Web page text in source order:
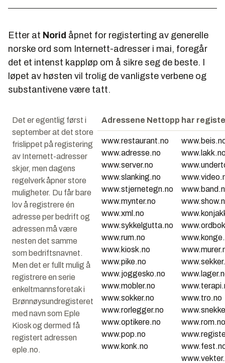
Etter at Norid åpnet for registerting av generelle
norske ord som Internett-adresser i mai, foregår
det et intenst kappløp om å sikre seg de beste. I
løpet av høsten vil trolig de vanligste verbene og
substantivene være tatt.
Det er egentlig først i
september at det store
frislippet på registering
av Internett-adresser
skjer, men dagens
regelverk åpner store
muligheter. Du får bare
lov å registrere én
adresse per bedrift og
adressen må være
nesten det samme
som bedriftsnavnet.
Men det er fullt mulig å
registrere en serie
enkeltmannsforetak i
Brønnøysundregisteret
med navn som Eple
Kiosk og dermed få
registert adressen
eple.no.
Adressene Nettopp har
www.restaurant.no
www.adresse.no
www.server.no
www.slanking.no
www.stjernetegn.no
www.mynter.no
www.xml.no
www.sykkelgutta.no
www.rum.no
www.kiosk.no
www.pike.no
www.joggesko.no
www.mobler.no
www.sokker.no
www.rorlegger.no
www.optikere.no
www.pop.no
www.konk.no
www.tro.no
www.rom.no